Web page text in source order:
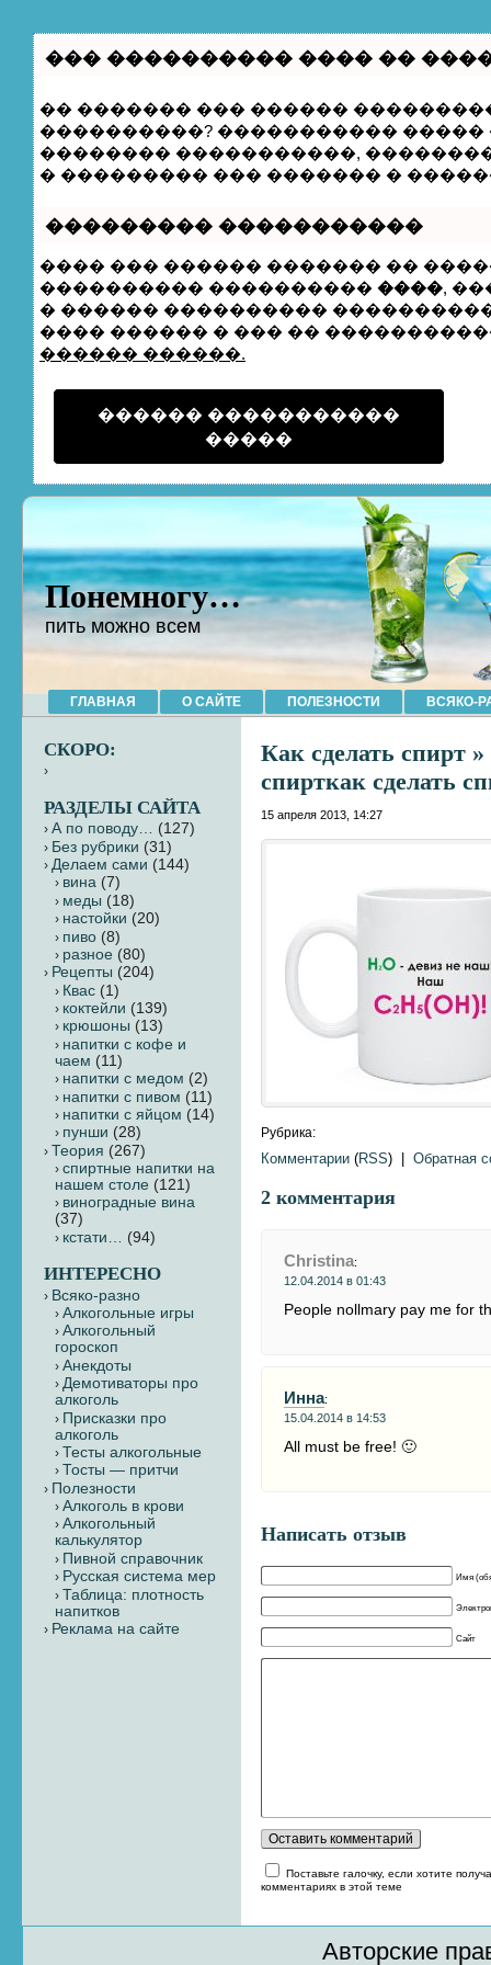
��� ���������� ���� ��
�� ������� ��� ������
����������? ����������� �����
�������� �����������,
� ��������� ��� ������� �
��������� �����������
���� ��� ������ ������� ��
���������� ���������� ����,
� ������ ����������
���� ������ � ��� ��
������ ������.
������ �����������
�����
Понемногу…
пить можно всем
ГЛАВНАЯ О САЙТЕ ПОЛЕЗНОСТИ ВСЯКО-
Как сделать спирт »
спирткак сделать
15 апреля 2013, 14:27
Рубрика:
Комментарии (RSS) |Обратная
2 комментария
Christina:
12.04.2014 в 01:43
People nollmary pay me for
Инна:
15.04.2014 в 14:53
All must be free! 🙂
Написать отзыв
Имя
Сайт
Поставьте галочку, если хотите
комментариях в этой теме
СКОРО:
РАЗДЕЛЫ САЙТА
А по поводу… (127)
Без рубрики (31)
Делаем сами (144)
вина (7)
меды (18)
настойки (20)
пиво (8)
разное (80)
Рецепты (204)
Квас (1)
коктейли (139)
крюшоны (13)
напитки с кофе и
чаем (11)
напитки с медом (2)
напитки с пивом (11)
напитки с яйцом (14)
пунши (28)
Теория (267)
cпиртные напитки на
нашем столе (121)
виноградные вина
(37)
кстати…
(94)
ИНТЕРЕСНО
Всяко-разно
Алкогольные игры
Алкогольный
гороскоп
Анекдоты
Демотиваторы про
алкоголь
Присказки про
алкоголь
Тесты алкогольные
Тосты — притчи
Полезности
Алкоголь в крови
Алкогольный
калькулятор
Пивной справочник
Русская система мер
Таблица: плотность
напитков
Реклама на сайте
Авторские